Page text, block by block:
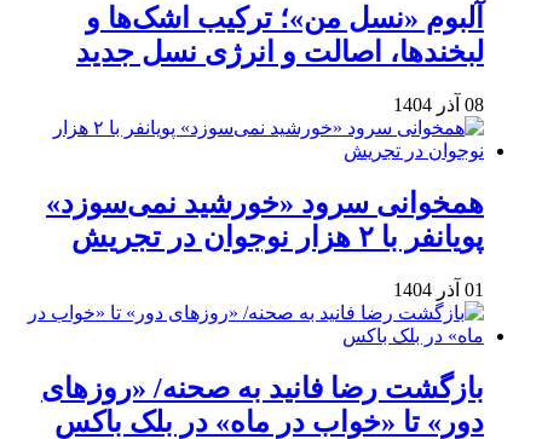
آلبوم «نسل من»؛ ترکیب اشک‌ها و
لبخندها، اصالت و انرژی نسل جدید
08 آذر 1404
همخوانی سرود «خورشید نمی‌سوزد»
پویانفر با ۲ هزار نوجوان در تجریش
01 آذر 1404
بازگشت رضا فانید به صحنه/ «روزهای
دور» تا «خواب در ماه» در بلک باکس